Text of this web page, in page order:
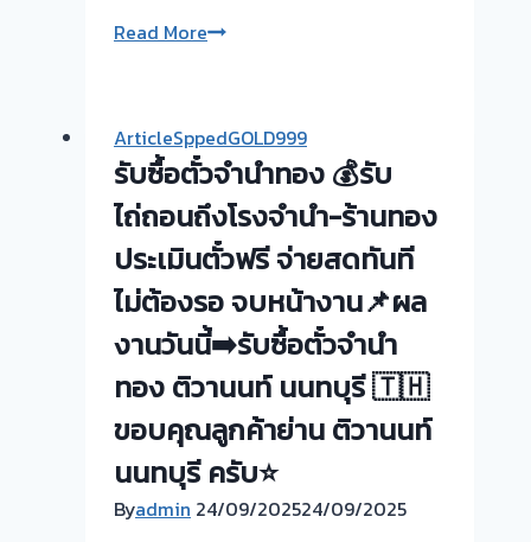
Read Moreงาน
ให้
ครับ
ขอบคุณ
ลูกค้า
ย่าน
ท่า
อิฐ
ArticleSppedGOLD999
รับซื้อตั๋วจำนำทอง 💰รับ
ไถ่ถอนถึงโรงจำนำ-ร้านทอง
ประเมินตั๋วฟรี จ่ายสดทันที
ไม่ต้องรอ จบหน้างาน📌ผล
งานวันนี้➡️รับซื้อตั๋วจำนำ
ทอง ติวานนท์ นนทบุรี 🇹🇭
ขอบคุณลูกค้าย่าน ติวานนท์
นนทบุรี ครับ⭐
Byadmin 24/09/202524/09/2025